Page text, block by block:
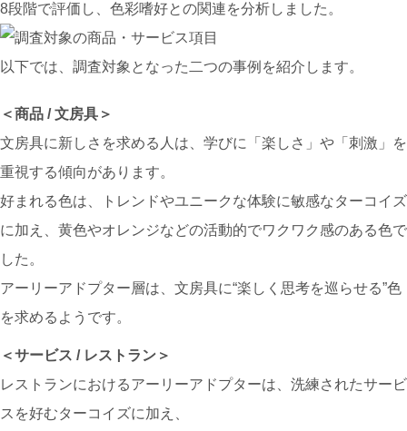
8段階で評価し、色彩嗜好との関連を分析しました。
以下では、調査対象となった二つの事例を紹介します。
＜商品 / 文房具＞
文房具に新しさを求める人は、学びに「楽しさ」や「刺激」を
重視する傾向があります。
好まれる色は、トレンドやユニークな体験に敏感なターコイズ
に加え、 黄色やオレンジなどの活動的でワクワク感のある色で
した。
アーリーアドプター層は、文房具に“楽しく思考を巡らせる”色
を求めるようです。
＜サービス / レストラン＞
レストランにおけるアーリーアドプターは、洗練されたサービ
スを好むターコイズに加え、